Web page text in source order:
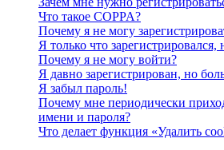
Что такое COPPA?
Почему я не могу
Я только что
Почему я не могу войти?
Я давно зарегистрирован, но
Я забыл пароль!
Почему мне периодически
имени и пароля?
Что делает функция «Удалить